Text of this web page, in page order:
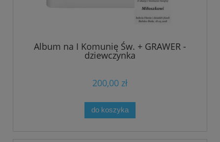
Album na I Komunię Św. + GRAWER -
dziewczynka
200,00 zł
do koszyka